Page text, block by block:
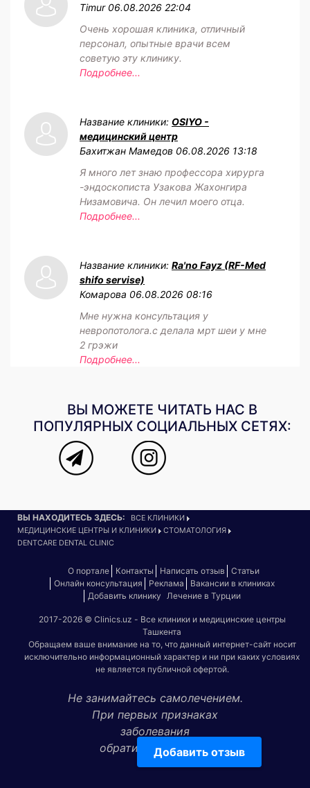
Добавить отзыв
Timur 06.08.2026 22:04
Очень хорошая клиника, отличный
персонал, опытные врачи всем
советую эту клинику.
Подробнее...
Название клиники: OSIYO -
медицинский центр
Бахитжан Мамедов 06.08.2026 13:18
Я много лет знаю профессора хирурга
-эндоскописта Узакова Жахонгира
Низамовича. Он лечил моего отца.
Подробнее...
Название клиники: Ra'no Fayz (RF-Med
shifo servise)
Комарова 06.08.2026 08:16
Мне нужна консультация у
невропотолога.с делала мрт шеи у мне
2 грэжи
Подробнее...
ВЫ МОЖЕТЕ ЧИТАТЬ НАС В
ПОПУЛЯРНЫХ СОЦИАЛЬНЫХ СЕТЯХ:
ВЫ НАХОДИТЕСЬ ЗДЕСЬ:
ВСЕ КЛИНИКИ
МЕДИЦИНСКИЕ ЦЕНТРЫ И КЛИНИКИ
СТОМАТОЛОГИЯ
DENTCARE DENTAL CLINIC
О портале Контакты Написать отзыв
Статьи
Онлайн консультация
Реклама
Вакансии в клиниках
Добавить клинику Лечение в Турции
2017-2026 © Clinics.uz - Все клиники и медицинские центры
Ташкента
Обращаем ваше внимание на то, что данный интернет-сайт носит
исключительно информационный характер и ни при каких условиях
не является публичной офертой.
Не занимайтесь самолечением.
При первых признаках
заболевания
обратитесь к врачу!